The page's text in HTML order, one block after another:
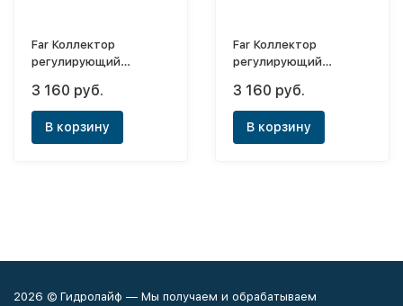
Far Коллектор
регулирующий
плоским упл.)
3 160 руб.
В корзину
Far Коллектор
регулирующий
3 160 руб.
В корзину
2026 © Гидролайф — Мы получаем и обрабатываем